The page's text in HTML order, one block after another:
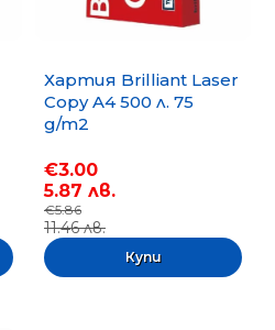
Хартия Brilliant Laser
Copy A4 500 л. 75
g/m2
€3.00
5.87 лв.
€5.86
11.46 лв.